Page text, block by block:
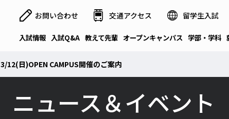
お問い合わせ 交通アクセス 留学生入試
入試情報 入試Q&A 教えて先輩 オープンキャンパス 学部・学科
3/12(日)OPEN CAMPUS開催のご案内
ニュース＆イベント